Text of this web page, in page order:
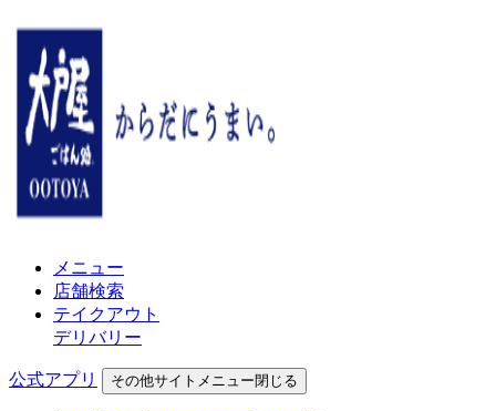
メニュー
店舗検索
テイクアウト
デリバリー
公式アプリ その他サイトメニュー閉じる